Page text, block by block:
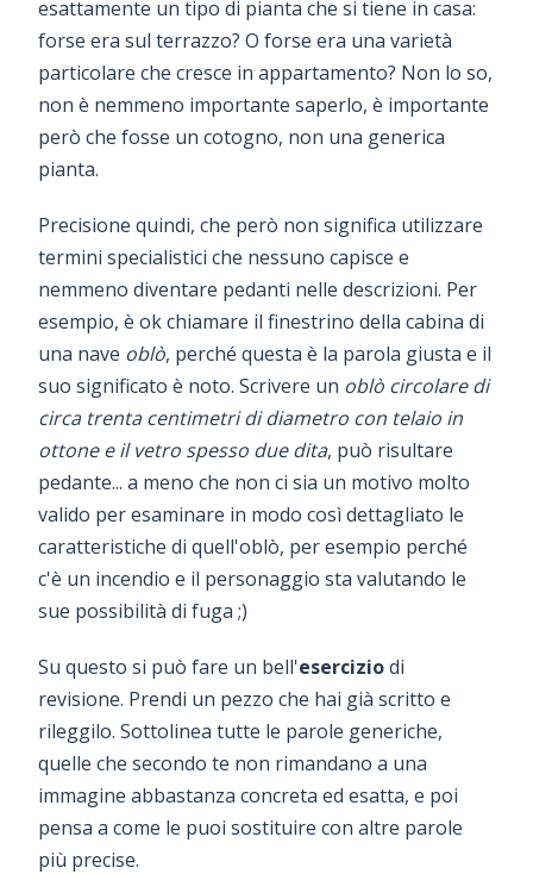
esattamente un tipo di pianta che si tiene in casa:
forse era sul terrazzo? O forse era una varietà
particolare che cresce in appartamento? Non lo so,
non è nemmeno importante saperlo, è importante
però che fosse un cotogno, non una generica
pianta.
Precisione quindi, che però non significa utilizzare
termini specialistici che nessuno capisce e
nemmeno diventare pedanti nelle descrizioni. Per
esempio, è ok chiamare il finestrino della cabina di
una nave oblò, perché questa è la parola giusta e il
suo significato è noto. Scrivere un oblò circolare di
circa trenta centimetri di diametro con telaio in
ottone e il vetro spesso due dita, può risultare
pedante... a meno che non ci sia un motivo molto
valido per esaminare in modo così dettagliato le
caratteristiche di quell'oblò, per esempio perché
c'è un incendio e il personaggio sta valutando le
sue possibilità di fuga ;)
Su questo si può fare un bell'eserciziodi
revisione. Prendi un pezzo che hai già scritto e
rileggilo. Sottolinea tutte le parole generiche,
quelle che secondo te non rimandano a una
immagine abbastanza concreta ed esatta, e poi
pensa a come le puoi sostituire con altre parole
più precise.